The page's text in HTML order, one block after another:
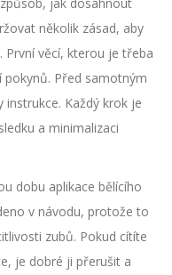
několik zásad, aby
První věcí, kterou je třeba
Před samotným
Každý krok je
a minimalizaci
dobu aplikace bělícího
v návodu, protože to
zubů. Pokud cítíte
je dobré ji přerušit a